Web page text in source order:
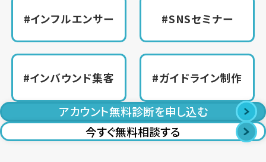
#インフルエンサー #SNSセミナー
#インバウンド集客 #ガイドライン制作
アカウント無料診断を申し込む
今すぐ無料相談する